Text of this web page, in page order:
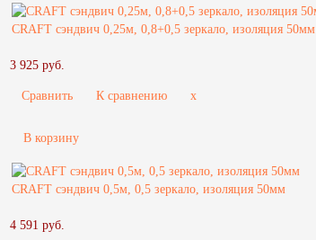
CRAFT сэндвич 0,25м, 0,8+0,5 зеркало, изоляция 50мм
3 925 руб.
Сравнить К сравнению x
В корзину
CRAFT сэндвич 0,5м, 0,5 зеркало, изоляция 50мм
4 591 руб.